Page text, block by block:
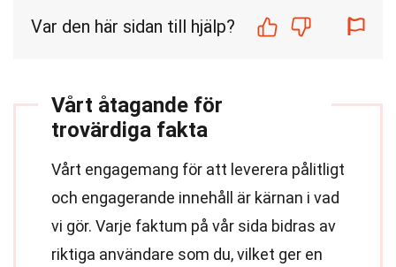
Var den här sidan till hjälp?
Vårt åtagande för
trovärdiga fakta
Vårt engagemang för att leverera pålitligt
och engagerande innehåll är kärnan i vad
vi gör. Varje faktum på vår sida bidras av
riktiga användare som du, vilket ger en